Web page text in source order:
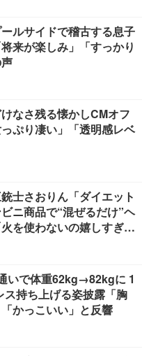
ルサイドで稽古する息子
来が楽しみ」「すっかり
なさ残る懐かしCMオフ
ぷり凄い」「透明感レベ
士さおりん「ダイエット
ニ商品で“混ぜるだけ”ヘ
を使わないの嬉しすぎ
いで体重62kg→82kgに 1
持ち上げる姿披露「胸
かっこいい」と反響